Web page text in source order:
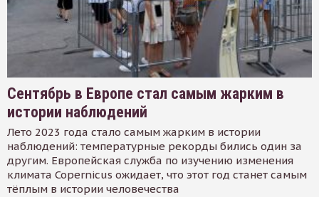
Сентябрь в Европе стал самым жарким в
истории наблюдений
Лето 2023 года стало самым жарким в истории
наблюдений: температурные рекорды бились один за
другим. Европейская служба по изучению изменения
климата Copernicus ожидает, что этот год станет самым
тёплым в истории человечества